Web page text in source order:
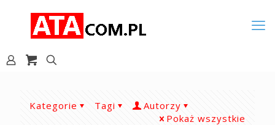
Kategorie Tagi
Autorzy
Pokaż wszystkie